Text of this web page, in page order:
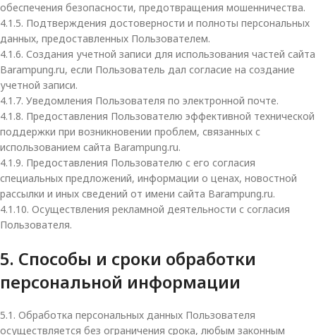
обеспечения безопасности, предотвращения мошенничества.
4.1.5. Подтверждения достоверности и полноты персональных
данных, предоставленных Пользователем.
4.1.6. Создания учетной записи для использования частей сайта
Barampung.ru, если Пользователь дал согласие на создание
учетной записи.
4.1.7. Уведомления Пользователя по электронной почте.
4.1.8. Предоставления Пользователю эффективной технической
поддержки при возникновении проблем, связанных с
использованием сайта Barampung.ru.
4.1.9. Предоставления Пользователю с его согласия
специальных предложений, информации о ценах, новостной
рассылки и иных сведений от имени сайта Barampung.ru.
4.1.10. Осуществления рекламной деятельности с согласия
Пользователя.
5. Способы и сроки обработки
персональной информации
5.1. Обработка персональных данных Пользователя
осуществляется без ограничения срока, любым законным